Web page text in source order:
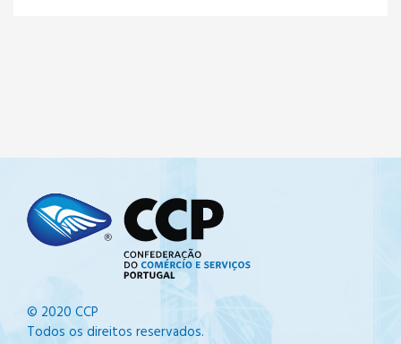
© 2020 CCP
Todos os direitos reservados.